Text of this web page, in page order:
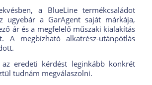
a BlueLine termékcsaládot
ugyebár a GarAgent saját márkája,
ár és a megfelelő műszaki kialakítás
A megbízható alkatrész-utánpótlás
az eredeti kérdést leginkább konkrét
tudnám megválaszolni.